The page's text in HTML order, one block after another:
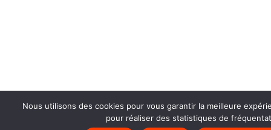
Nous utilisons des cookies pour vous garantir la meilleure
pour réaliser des statistiques de